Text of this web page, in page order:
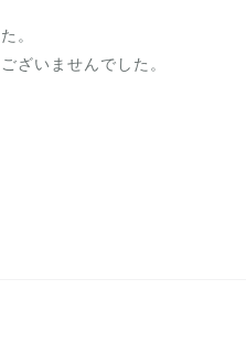
。
ざいませんでした。